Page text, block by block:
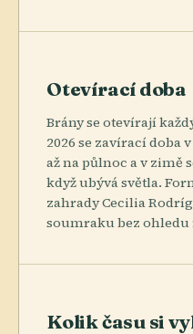
Otevírací doba
Brány se otevírají
2026 se zavírací doba
až na půlnoc a v zimě
když ubývá světla.
zahrady Cecilia
soumraku bez
Kolik času si